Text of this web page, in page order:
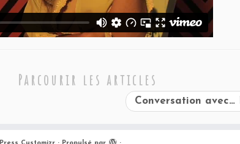
Parcourir les articles
Conversation avec…